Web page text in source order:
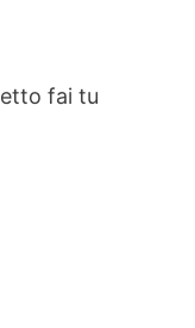
fai tu